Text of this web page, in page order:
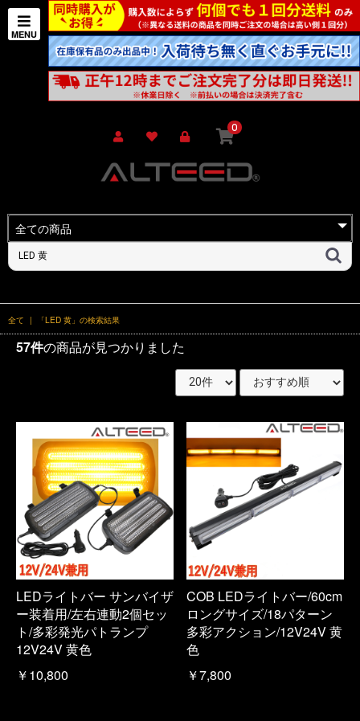
0
全て | 「LED 黄」の検索結果
57件の商品が見つかりました
LEDライトバー サンバイザ
ー装着用/左右連動2個セッ
ト/多彩発光パトランプ
12V24V 黄色
￥10,800
COB LEDライトバー/60cm
ロングサイズ/18パターン
多彩アクション/12V24V 黄
色
￥7,800